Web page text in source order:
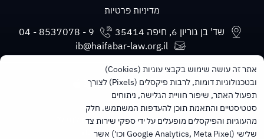
מדיניות פרטיות
שד' בן גוריון 6, חיפה 35414
ib@haifabar-law.org.il
מעוניינים בעדכונים חודשיים ישירות למייל?
הרשמו לניוזלטר של הלשכה
אתר זה עושה שימוש בקבצי עוגיות (Cookies)
ובטכנולוגיות דומות, לרבות פיקסלים (Pixels) לצורך
תפעול האתר, שיפור חוויית הגלישה, ניתוחים
סטטיסטיים והתאמת תוכן להעדפות המשתמש. חלק
מהעוגיות והפיקסלים מופעלים על ידי ספקי שירות צד
שלישי (Google Analytics, Meta Pixel וכו') אשר